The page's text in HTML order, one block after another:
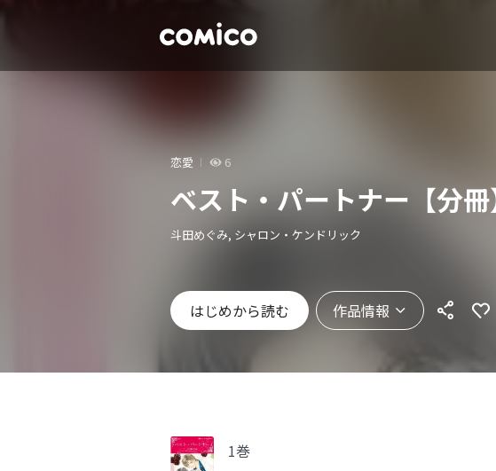
恋愛 6
ベスト・パートナー【分冊
斗田めぐみ, シャロン・ケンドリック
はじめから読む 作品情報
1巻